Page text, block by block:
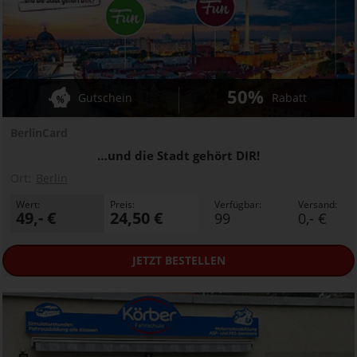
…und die Stadt gehört DIR!
Gutschein 50% Rabatt
Wert:
49,- €
Preis:
24,50 €
Verfügbar:
99
Versand:
0,- €
JETZTBESTELLEN